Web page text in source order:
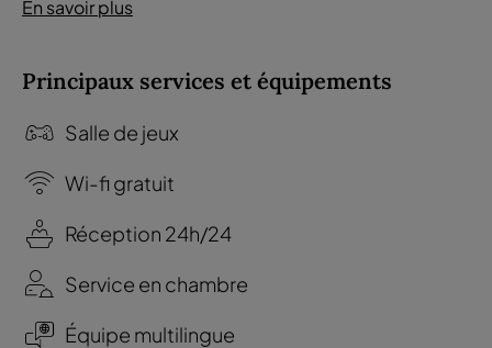
En savoir plus
Principaux services et équipements
Salle de jeux
Wi-fi gratuit
Réception 24h/24
Service en chambre
Équipe multilingue